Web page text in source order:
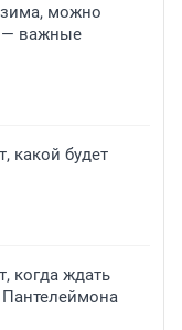
можно
— важные
какой будет
когда ждать